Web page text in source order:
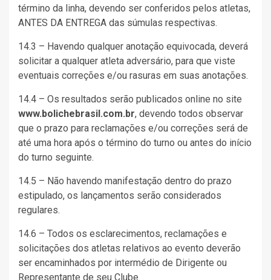
término da linha, devendo ser conferidos pelos atletas,
ANTES DA ENTREGA das súmulas respectivas.
14.3 – Havendo qualquer anotação equivocada, deverá
solicitar a qualquer atleta adversário, para que viste
eventuais correções e/ou rasuras em suas anotações.
14.4 – Os resultados serão publicados online no site
www.bolichebrasil.com.br, devendo todos observar
que o prazo para reclamações e/ou correções será de
até uma hora após o término do turno ou antes do início
do turno seguinte.
14.5 – Não havendo manifestação dentro do prazo
estipulado, os lançamentos serão considerados
regulares.
14.6 – Todos os esclarecimentos, reclamações e
solicitações dos atletas relativos ao evento deverão
ser encaminhados por intermédio de Dirigente ou
Representante de seu Clube.